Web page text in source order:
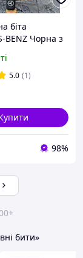
біта
BENZ Чорна з
5.0 (1)
98%
бити»